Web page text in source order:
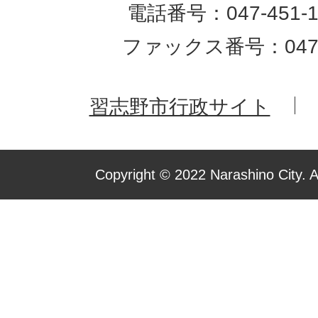
電話番号：047-451-
ファックス番号：
習志野市行政サイト
Copyright © 2022 Narashino City.